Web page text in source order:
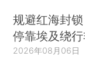
规避红海封
停靠埃及绕
2026年08月06日